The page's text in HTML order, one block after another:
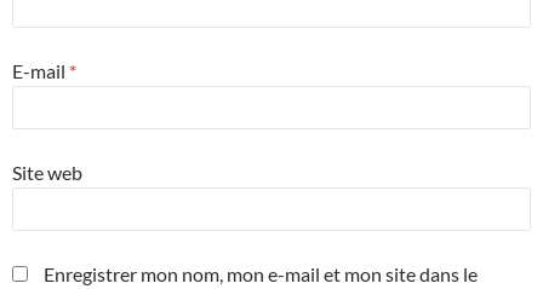
E-mail *
Site web
Enregistrer mon nom, mon e-mail et mon site dans le